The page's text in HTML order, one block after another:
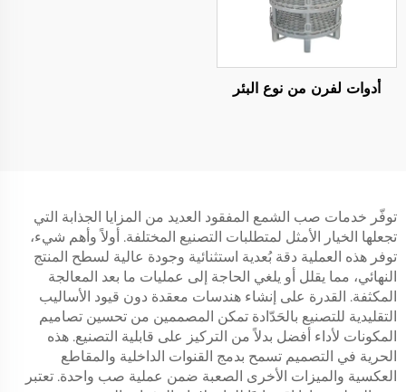
أدوات لفرن من نوع البئر
توفّر خدمات صب الشمع المفقود العديد من المزايا الجذابة التي
تجعلها الخيار الأمثل لمتطلبات التصنيع المختلفة. أولاً وأهم شيء،
توفر هذه العملية دقة بُعدية استثنائية وجودة عالية لسطح المنتج
النهائي، مما يقلل أو يلغي الحاجة إلى عمليات ما بعد المعالجة
المكثفة. القدرة على إنشاء هندسات معقدة دون قيود الأساليب
التقليدية للتصنيع بالحَدّادة تمكن المصممين من تحسين تصاميم
المكونات لأداء أفضل بدلاً من التركيز على قابلية التصنيع. هذه
الحرية في التصميم تسمح بدمج القنوات الداخلية والمقاطع
العكسية والميزات الأخرى الصعبة ضمن عملية صب واحدة. تعتبر